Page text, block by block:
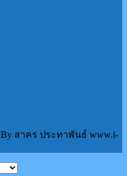
By สาคร ประทาพันธ์ www.i-